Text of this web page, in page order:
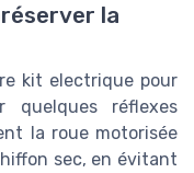
la
kit electrique pour
quelques réflexes
la roue motorisée
sec, en évitant